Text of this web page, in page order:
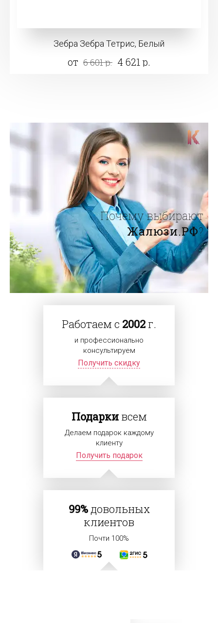
Зебра Зебра Тетрис, Белый
от 6 601 р. 4 621 р.
Почему выбирают
Жалюзи.РФ?
Работаем с 2002 г.
и профессионально
консультируем
Получить скидку
Подаркивсем
Делаем подарок каждому
клиенту
Получить подарок
99%довольных
клиентов
Почти 100%